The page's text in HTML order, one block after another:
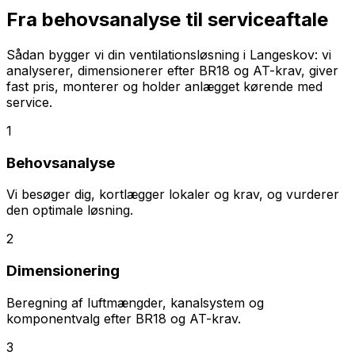
Fra behovsanalyse til serviceaftale
Sådan bygger vi din ventilationsløsning i Langeskov: vi
analyserer, dimensionerer efter BR18 og AT-krav, giver
fast pris, monterer og holder anlægget kørende med
service.
1
Behovsanalyse
Vi besøger dig, kortlægger lokaler og krav, og vurderer
den optimale løsning.
2
Dimensionering
Beregning af luftmængder, kanalsystem og
komponentvalg efter BR18 og AT-krav.
3